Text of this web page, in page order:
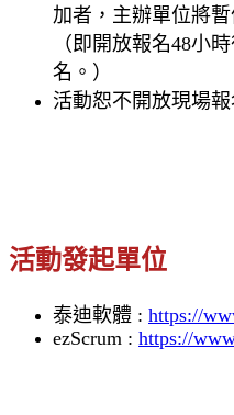
加者，主辦單位將
（即開放報名48小
名。）
活動恕不開放現場報
活動發起單位
泰迪軟體 : https://
ezScrum : https://